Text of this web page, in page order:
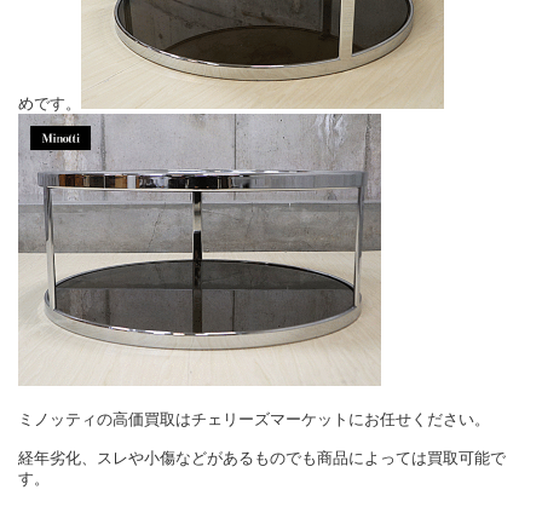
めです。
ミノッティの高価買取はチェリーズマーケットにお任せください。
経年劣化、スレや小傷などがあるものでも商品によっては買取可能で
す。